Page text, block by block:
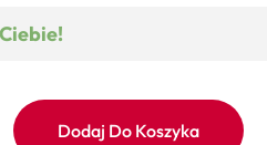
Dodaj Do Koszyka